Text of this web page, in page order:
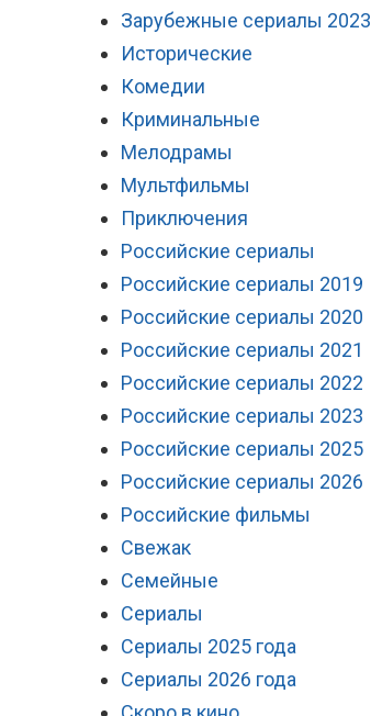
Зарубежные сериалы 2023
Исторические
Комедии
Криминальные
Мелодрамы
Мультфильмы
Приключения
Российские сериалы
Российские сериалы 2019
Российские сериалы 2020
Российские сериалы 2021
Российские сериалы 2022
Российские сериалы 2023
Российские сериалы 2025
Российские сериалы 2026
Российские фильмы
Свежак
Семейные
Сериалы
Сериалы 2025 года
Сериалы 2026 года